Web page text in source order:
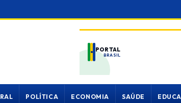
PORTAL
BRASIL
POLÍTICA ECONOMIA SAÚDE